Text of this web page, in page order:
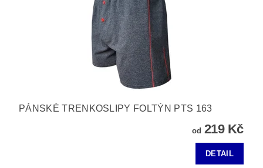
PÁNSKÉ TRENKOSLIPY FOLTÝN PTS 163
od 219 Kč
DETAIL